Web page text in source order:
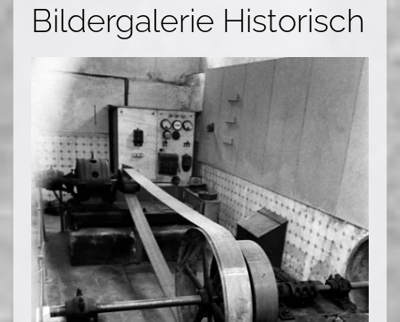
Bildergalerie Historisch